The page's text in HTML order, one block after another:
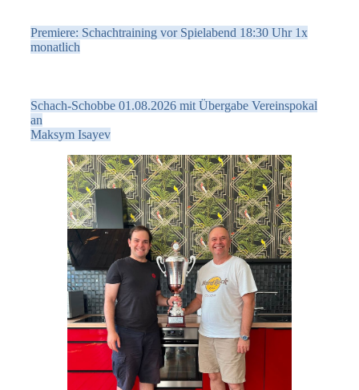
Premiere: Schachtraining vor Spielabend 18:30 Uhr 1x
monatlich
Schach-Schobbe 01.08.2026 mit Übergabe Vereinspokal
an
Maksym Isayev